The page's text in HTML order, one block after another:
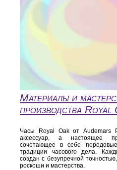
Материалы и
производства Royal
Часы Royal Oak от Audemars
аксессуар, а настоящее
сочетающее в себе
традиции часового дела.
создан с безупречной
роскоши и мастерства.